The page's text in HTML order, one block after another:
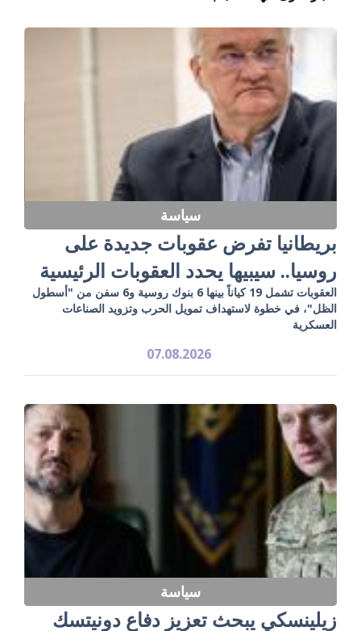
سياسة
بريطانيا تفرض عقوبات جديدة على
روسيا.. سيبيها يحدد العقوبات الرئيسية
العقوبات تشمل 19 كياناً بينها 6 بنوك روسية و6 سفن من "أسطول
الظل"، في خطوة لاستهداف تمويل الحرب وتزويد الصناعات
العسكرية
07.08.2026
سياسة
زيلينسكي يبحث تعزيز دفاع دونيتسك